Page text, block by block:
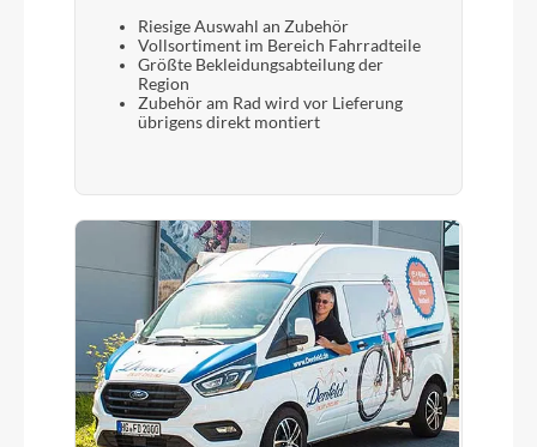
Riesige Auswahl an Zubehör
Vollsortiment im Bereich Fahrradteile
Größte Bekleidungsabteilung der
Region
Zubehör am Rad wird vor Lieferung
übrigens direkt montiert